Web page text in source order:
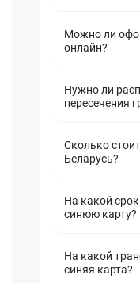
Можно ли
онлайн?
Нужно ли
пересечения
Сколько
Беларусь?
На какой
синюю карту?
На какой
синяя карта?